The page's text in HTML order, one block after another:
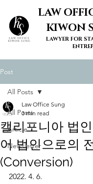
LAW
KIWON
LAWYER FOR
Post
All Posts
Article
Newsletter
All Posts
캘리포니아 법
어 법인으로의
(Conversion)
Law Office Sung
3 min read
2022. 4. 6.